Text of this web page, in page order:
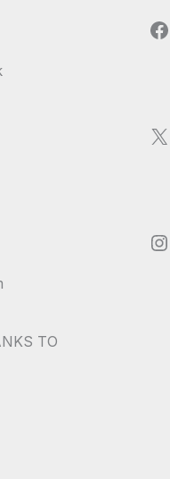
Facebook
X
Instagram
TO